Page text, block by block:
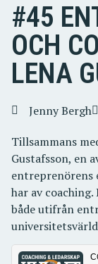
#45
OCH
LENA
Jenny Bergh
Tillsammans
Gustafsson, en
entreprenörens
har av
både utifrån